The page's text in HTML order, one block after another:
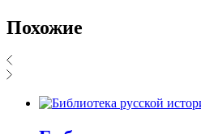
Похожие